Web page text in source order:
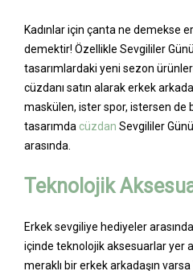
Kadınlar için çanta ne demekse
demektir! Özellikle Sevgililer
tasarımlardaki yeni sezon
cüzdanı satın alarak erkek
maskülen, ister spor, istersen de
tasarımda cüzdan Sevgililer
arasında.
Teknolojik
Erkek sevgiliye hediyeler
içinde teknolojik aksesuarlar yer
meraklı bir erkek arkadaşın